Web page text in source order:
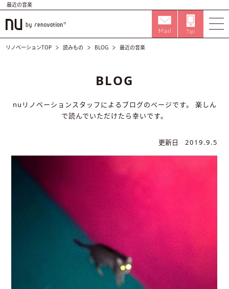
最近の音楽
リノベーションTOP 読みもの BLOG 最近の音楽
BLOG
nuリノベーションスタッフによるブログのページです。
楽しん
で読んでいただけたら幸いです。
更新日 2019.9.5